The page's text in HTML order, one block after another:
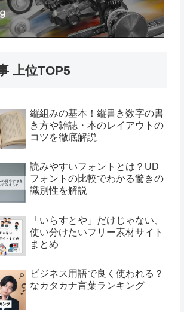
上位TOP5
縦組みの基本！縦書き数字の書
き方や雑誌・本のレイアウトの
コツを徹底解説
読みやすいフォントとは？UD
フォントの比較でわかる驚きの
識別性を解説
「いらすとや」だけじゃない、
使い分けたいフリー素材サイト
まとめ
ビジネス用語で良く使われる？
なカタカナ言葉ランキング